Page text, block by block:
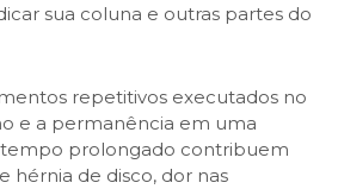
sua coluna e outras partes do
repetitivos executados no
e a permanência em uma
prolongado contribuem
hérnia de disco, dor nas